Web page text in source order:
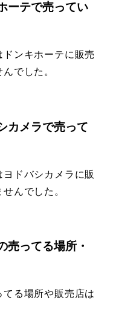
ーテで売ってい
ンキホーテに販売
でした。
カメラで売って
ドバシカメラに販
んでした。
売ってる場所・
る場所や販売店は